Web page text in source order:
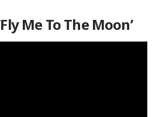
Me To The Moon’